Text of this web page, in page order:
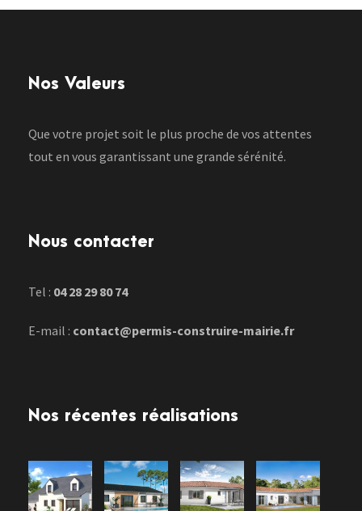
Nos Valeurs
Que votre projet soit le plus proche de vos attentes
tout en vous garantissant une grande sérénité.
Nous contacter
Tel : 04 28 29 80 74
E-mail : contact@permis-construire-mairie.fr
Nos récentes réalisations